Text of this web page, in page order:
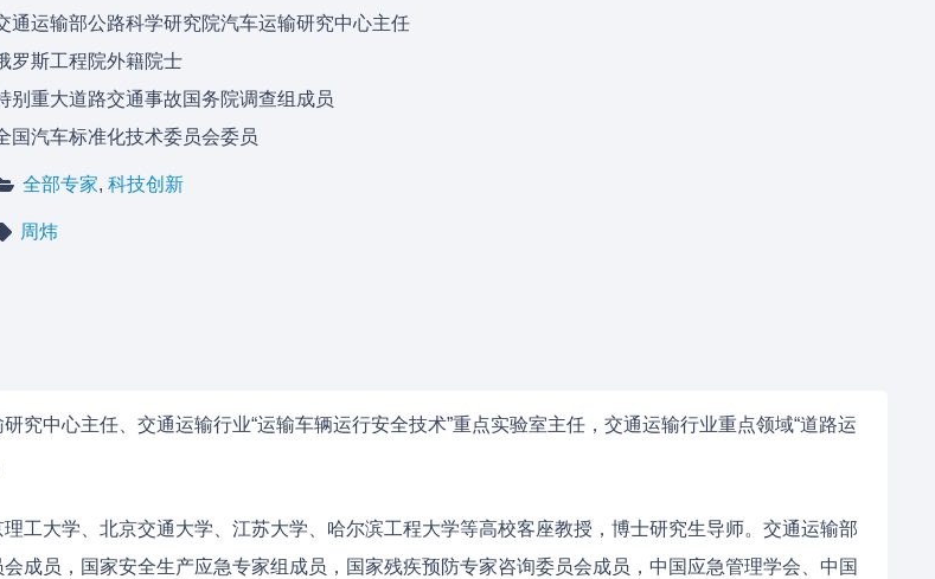
通运输部公路科学研究院汽车运输研究中心主任
罗斯工程院外籍院士
别重大道路交通事故国务院调查组成员
国汽车标准化技术委员会委员
全部专家, 科技创新
周炜
究中心主任、交通运输行业“运输车辆运行安全技术”重点实验室主任，交通运输行业重点领域“道路运
工大学、北京交通大学、江苏大学、哈尔滨工程大学等高校客座教授，博士研究生导师。交通运输部
成员，国家安全生产应急专家组成员，国家残疾预防专家咨询委员会成员，中国应急管理学会、中国